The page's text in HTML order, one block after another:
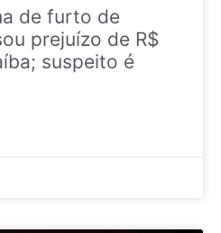
de furto de
prejuízo de R$
suspeito é